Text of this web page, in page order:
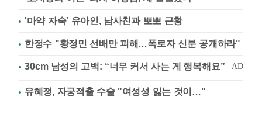
'마약 자숙' 유아인, 남사친과 뽀뽀 근황
한정수 "황정민 선배만 피해…폭로자 신분 공개하라"
유혜정, 자궁적출 수술 "여성성 잃는 것이…"